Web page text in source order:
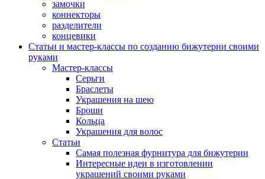
замочки
коннекторы
разделители
концевики
Статьи и мастер-классы по созданию бижутерии своими
руками
Мастер-классы
Серьги
Браслеты
Украшения на шею
Броши
Кольца
Украшения для волос
Статьи
Самая полезная фурнитура для бижутерии
Интересные идеи в изготовлении
украшений своими руками